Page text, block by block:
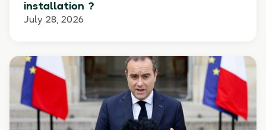
installation ?
July 28, 2026